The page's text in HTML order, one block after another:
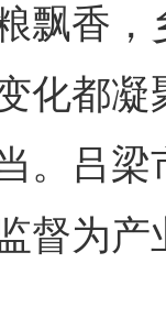
香，
化都
。吕
督为